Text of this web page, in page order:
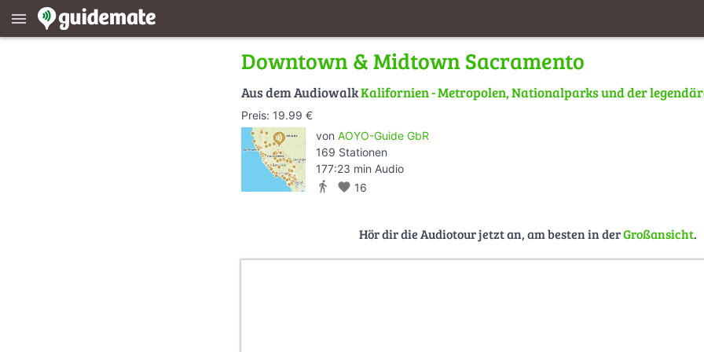
menu
Downtown & Midtown Sacramento
Aus dem AudiowalkKalifornien - Metropolen, Nationalparks und der
Preis: 19.99 €
von AOYO-Guide GbR
169 Stationen
177:23 min Audio
directions_walk favorite 16
Hör dir die Audiotour jetzt an, am besten in derGroßansicht.